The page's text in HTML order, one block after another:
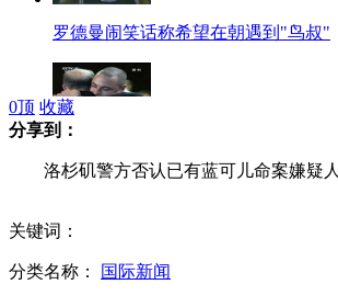
罗德曼闹笑话称希望在朝遇到"鸟叔"
山东遭遇罕见大雾 能见度极低
0顶 收藏
分享到：
洛杉矶警方否认已有蓝可儿命案嫌疑人
关键词：
分类名称： 国际新闻